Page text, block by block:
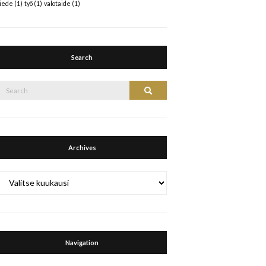
(1) työ (1) valotaide (1)
Search
Search
Archives
Navigation